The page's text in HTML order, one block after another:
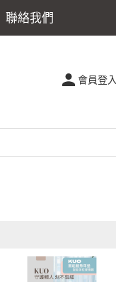
聯絡我們
會員登入